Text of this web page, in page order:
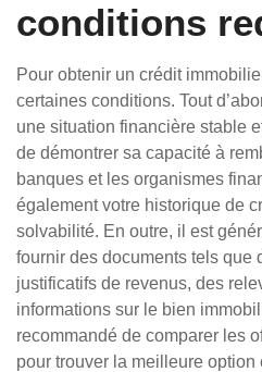
conditions
Pour obtenir un crédit
certaines conditions. Tout
une situation financière stable
de démontrer sa capacité à
banques et les organismes
également votre historique de
solvabilité. En outre, il est
fournir des documents tels que
justificatifs de revenus, des
informations sur le bien
recommandé de comparer les
pour trouver la meilleure